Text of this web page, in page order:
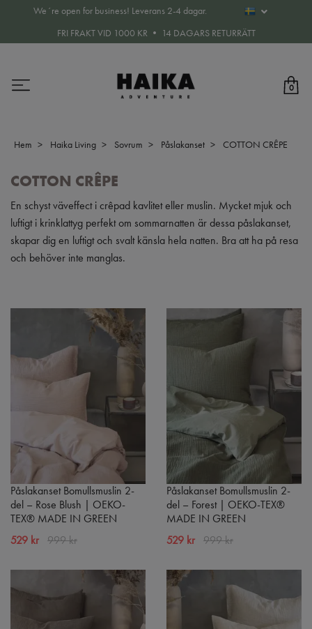
We´re open for business! Leverans 2-4 dagar.
FRI FRAKT VID 1000 KR • 14 DAGARS RETURRÄTT
0
Hem Haika Living Sovrum Påslakanset COTTON CRÊPE
COTTON CRÊPE
En schyst väveffect i crêpad kavlitet eller muslin. Mycket mjuk och
luftigt i krinklattyg perfekt om sommarnatten är dessa påslakanset,
skapar dig en luftigt och svalt känsla hela natten. Bra att ha på resa
och behöver inte manglas.
Påslakanset Bomullsmuslin 2-
del – Rose Blush | OEKO-
TEX® MADE IN GREEN
529 kr 999 kr
Påslakanset Bomullsmuslin 2-
del – Forest | OEKO-TEX®
MADE IN GREEN
529 kr 999 kr